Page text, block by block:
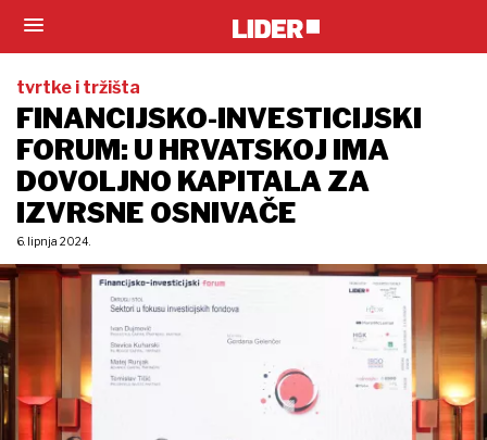
tvrtke i tržišta
FINANCIJSKO-INVESTICIJSKI
FORUM: U HRVATSKOJ IMA
DOVOLJNO KAPITALA ZA
IZVRSNE OSNIVAČE
6. lipnja 2024.